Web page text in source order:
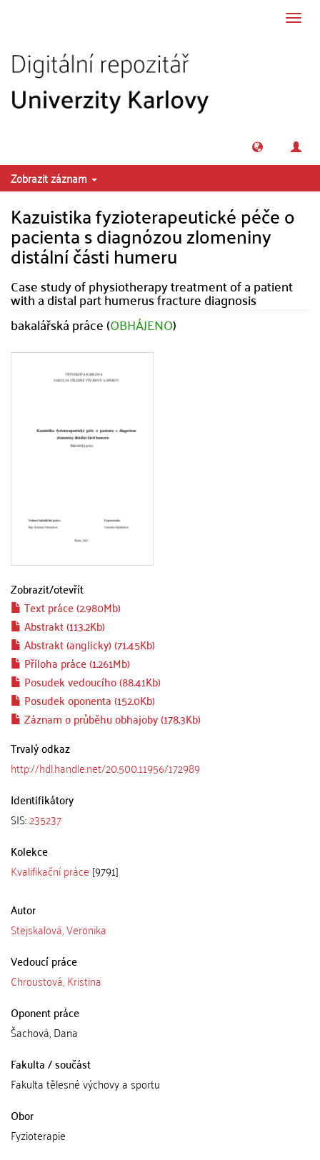
Zobrazit záznam
Kazuistika fyzioterapeutické péče o
pacienta s diagnózou zlomeniny
distální části humeru
Case study of physiotherapy treatment of a patient
with a distal part humerus fracture diagnosis
bakalářská práce (OBHÁJENO)
Zobrazit/otevřít
Text práce (2.980Mb)
Abstrakt (113.2Kb)
Abstrakt (anglicky) (71.45Kb)
Příloha práce (1.261Mb)
Posudek vedoucího (88.41Kb)
Posudek oponenta (152.0Kb)
Záznam o průběhu obhajoby (178.3Kb)
Trvalý odkaz
http://hdl.handle.net/20.500.11956/172989
Identifikátory
SIS:235237
Kolekce
Kvalifikační práce [9791]
Autor
Stejskalová, Veronika
Vedoucí práce
Chroustová, Kristina
Oponent práce
Šachová, Dana
Fakulta / součást
Fakulta tělesné výchovy a sportu
Obor
Fyzioterapie